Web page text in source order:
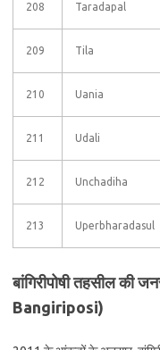
208 Taradapal
209 Tila
210 Uania
211 Udali
212 Unchadiha
213 Uperbharadasul
बांगिरीपोषी तहसील
Bangiriposi)